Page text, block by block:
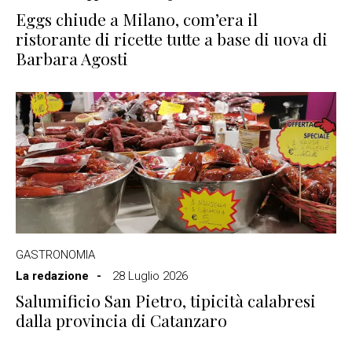
Eggs chiude a Milano, com’era il
ristorante di ricette tutte a base di uova di
Barbara Agosti
GASTRONOMIA
La redazione
28 Luglio 2026
Salumificio San Pietro, tipicità calabresi
dalla provincia di Catanzaro